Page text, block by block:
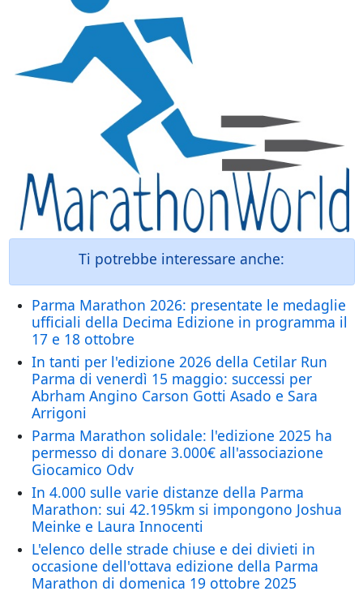
Ti potrebbe interessare anche:
Parma Marathon 2026: presentate le medaglie
ufficiali della Decima Edizione in programma il
17 e 18 ottobre
In tanti per l'edizione 2026 della Cetilar Run
Parma di venerdì 15 maggio: successi per
Abrham Angino Carson Gotti Asado e Sara
Arrigoni
Parma Marathon solidale: l'edizione 2025 ha
permesso di donare 3.000€ all'associazione
Giocamico Odv
In 4.000 sulle varie distanze della Parma
Marathon: sui 42.195km si impongono Joshua
Meinke e Laura Innocenti
L'elenco delle strade chiuse e dei divieti in
occasione dell'ottava edizione della Parma
Marathon di domenica 19 ottobre 2025